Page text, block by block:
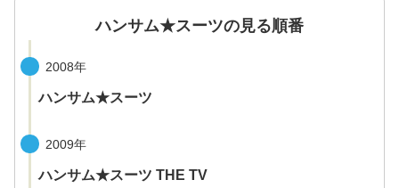
ハンサム★スーツの見る順番
2008年
ハンサム★スーツ
2009年
ハンサム★スーツ THE TV